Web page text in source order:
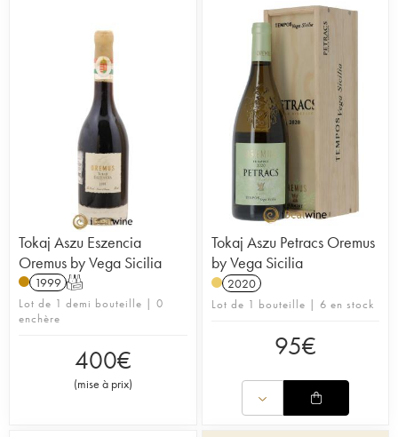
Tokaj Aszu Eszencia
Oremus by Vega Sicilia
1999 T
Lot de 1 demi bouteille | 0
enchère
400€
(mise à prix)
Tokaj Aszu Petracs Oremus
by Vega Sicilia
2020
Lot de 1 bouteille | 6 en stock
95€